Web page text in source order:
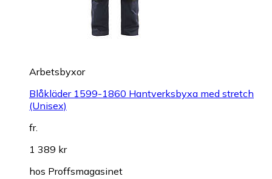
Arbetsbyxor
Blåkläder 1599-1860 Hantverksbyxa med stretch
(Unisex)
fr.
1 389 kr
hos Proffsmagasinet